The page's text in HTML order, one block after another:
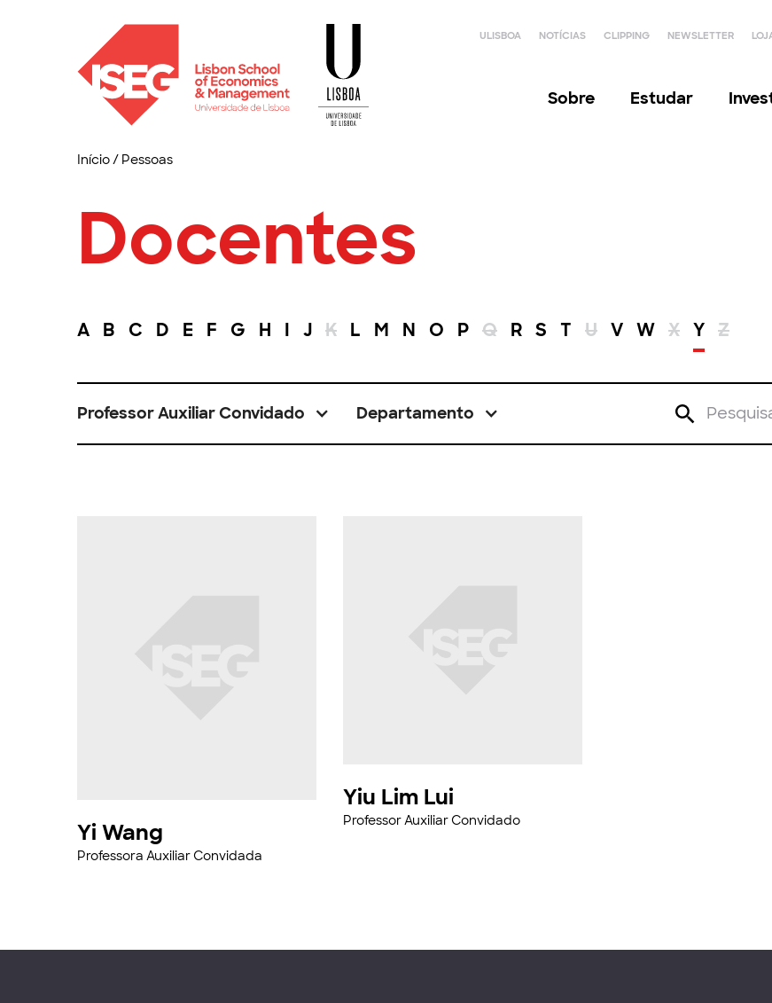
ULISBOA NOTÍCIAS CLIPPING NEWSLETTER
Sobre Estudar
Início/ Pessoas
Docentes
A B C D E F G H I J K L M N O P Q R S T U V W X Y Z
Professor Auxiliar Convidado Departamento
Yi Wang
Professora Auxiliar Convidada
Yiu Lim Lui
Professor Auxiliar Convidado